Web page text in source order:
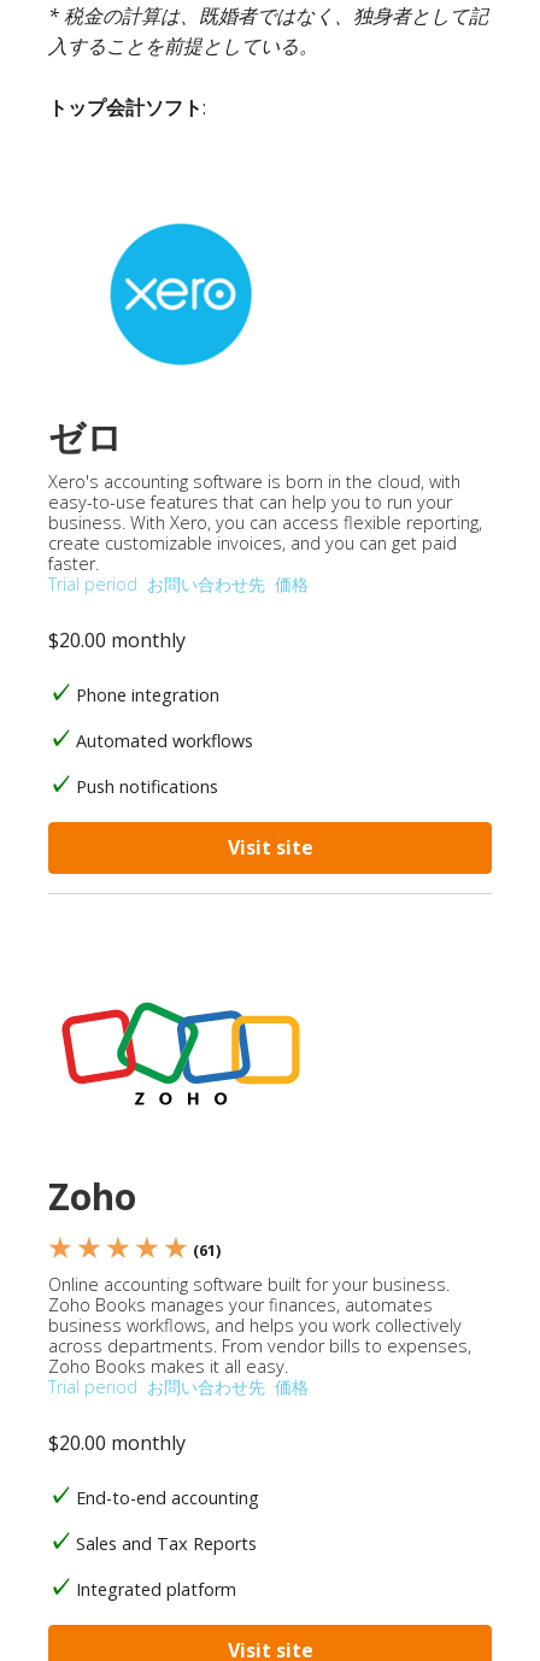
* 税金の計算は、既婚者ではなく、独身者として記
入することを前提としている。
トップ会計ソフト:
ゼロ
Xero's accounting software is born in the cloud, with
easy-to-use features that can help you to run your
business. With Xero, you can access flexible reporting,
create customizable invoices, and you can get paid
faster.
Trial period お問い合わせ先 価格
$20.00 monthly
Phone integration
Automated workflows
Push notifications
Visit site
Zoho
★ ★ ★ ★ ★ (61)
Online accounting software built for your business.
Zoho Books manages your finances, automates
business workflows, and helps you work collectively
across departments. From vendor bills to expenses,
Zoho Books makes it all easy.
Trial period お問い合わせ先 価格
$20.00 monthly
End-to-end accounting
Sales and Tax Reports
Integrated platform
Visit site